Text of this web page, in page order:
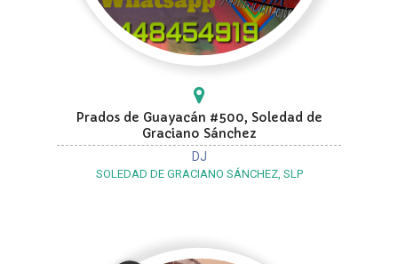
Prados de Guayacán #500, Soledad de
Graciano Sánchez
DJ
SOLEDAD DE GRACIANO SÁNCHEZ, SLP